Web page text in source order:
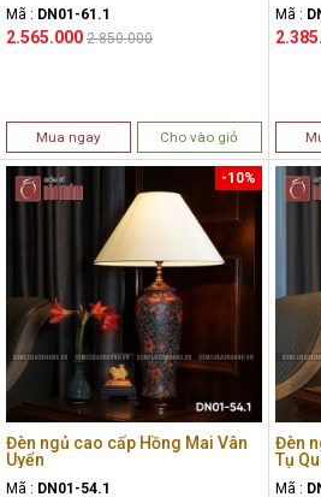
Mã : DN01-61.1
2.565.000 2.850.000
Mua ngay Cho vào giỏ
Mã :
Đèn ngủ cao cấp Hồng Mai Vân
Uyển
Mã : DN01-54.1
-10%
Đèn
Tụ
Mã :